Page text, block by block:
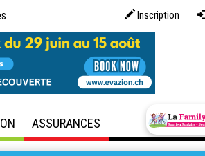
Inscription
ASSURANCES